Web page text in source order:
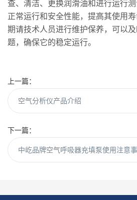
查、清洁、更换润滑油和进行运行
正常运行和安全性能，提高其使用
期请技术人员进行维护保养，可以
题，确保它的稳定运行。
上一篇：
空气分析仪产品介绍
下一篇：
中屹品牌空气呼吸器充填泵使用注意